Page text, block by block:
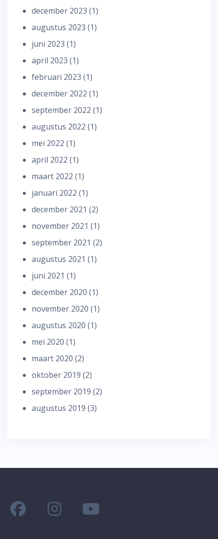
december 2023 (1)
augustus 2023 (1)
juni 2023 (1)
april 2023 (1)
februari 2023 (1)
december 2022 (1)
september 2022 (1)
augustus 2022 (1)
mei 2022 (1)
april 2022 (1)
maart 2022 (1)
januari 2022 (1)
december 2021 (2)
november 2021 (1)
september 2021 (2)
augustus 2021 (1)
juni 2021 (1)
december 2020 (1)
november 2020 (1)
augustus 2020 (1)
mei 2020 (1)
maart 2020 (2)
oktober 2019 (2)
september 2019 (2)
augustus 2019 (3)